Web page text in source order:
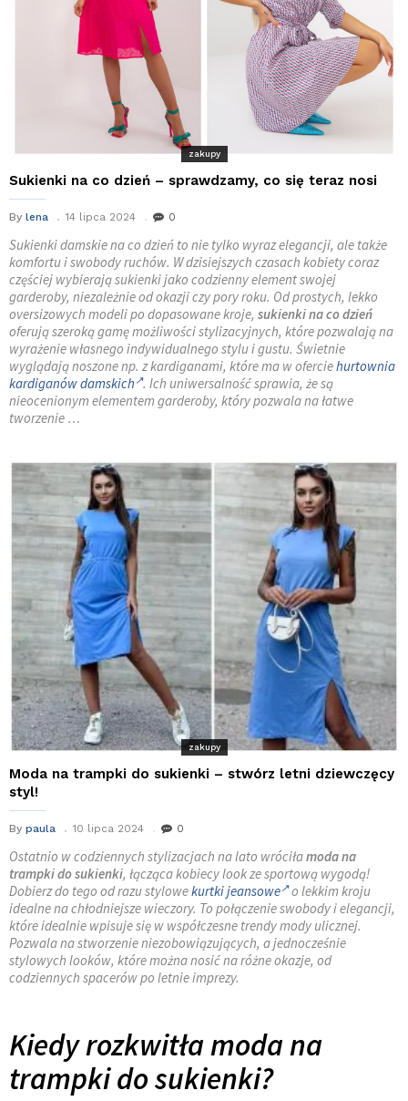
zakupy
Sukienki na co dzień – sprawdzamy, co się teraz nosi
By lena 14 lipca 2024 0
Sukienki damskie na co dzień to nie tylko wyraz elegancji, ale także
komfortu i swobody ruchów. W dzisiejszych czasach kobiety coraz
częściej wybierają sukienki jako codzienny element swojej
garderoby, niezależnie od okazji czy pory roku. Od prostych, lekko
oversizowych modeli po dopasowane kroje, sukienki na co dzień
oferują szeroką gamę możliwości stylizacyjnych, które pozwalają na
wyrażenie własnego indywidualnego stylu i gustu. Świetnie
wyglądają noszone np. z kardiganami, które ma w oferciehurtownia
kardiganów damskich . Ich uniwersalność sprawia, że są
nieocenionym elementem garderoby, który pozwala na łatwe
tworzenie …
zakupy
Moda na trampki do sukienki – stwórz letni dziewczęcy
styl!
By paula 10 lipca 2024 0
Ostatnio w codziennych stylizacjach na lato wróciłamoda na
trampki do sukienki, łącząca kobiecy look ze sportową wygodą!
Dobierz do tego od razu stylowekurtki jeansowe o lekkim kroju
idealne na chłodniejsze wieczory. To połączenie swobody i elegancji,
które idealnie wpisuje się w współczesne trendy mody ulicznej.
Pozwala na stworzenie niezobowiązujących, a jednocześnie
stylowych looków, które można nosić na różne okazje, od
codziennych spacerów po letnie imprezy.
Kiedy rozkwitła moda na
trampki do sukienki?